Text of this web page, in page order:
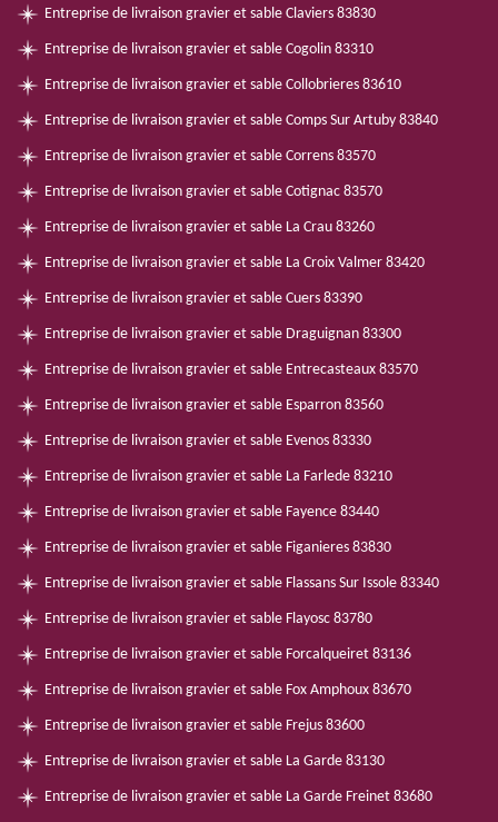
Entreprise de livraison gravier et sable Claviers 83830
Entreprise de livraison gravier et sable Cogolin 83310
Entreprise de livraison gravier et sable Collobrieres 83610
Entreprise de livraison gravier et sable Comps Sur Artuby 83840
Entreprise de livraison gravier et sable Correns 83570
Entreprise de livraison gravier et sable Cotignac 83570
Entreprise de livraison gravier et sable La Crau 83260
Entreprise de livraison gravier et sable La Croix Valmer 83420
Entreprise de livraison gravier et sable Cuers 83390
Entreprise de livraison gravier et sable Draguignan 83300
Entreprise de livraison gravier et sable Entrecasteaux 83570
Entreprise de livraison gravier et sable Esparron 83560
Entreprise de livraison gravier et sable Evenos 83330
Entreprise de livraison gravier et sable La Farlede 83210
Entreprise de livraison gravier et sable Fayence 83440
Entreprise de livraison gravier et sable Figanieres 83830
Entreprise de livraison gravier et sable Flassans Sur Issole 83340
Entreprise de livraison gravier et sable Flayosc 83780
Entreprise de livraison gravier et sable Forcalqueiret 83136
Entreprise de livraison gravier et sable Fox Amphoux 83670
Entreprise de livraison gravier et sable Frejus 83600
Entreprise de livraison gravier et sable La Garde 83130
Entreprise de livraison gravier et sable La Garde Freinet 83680